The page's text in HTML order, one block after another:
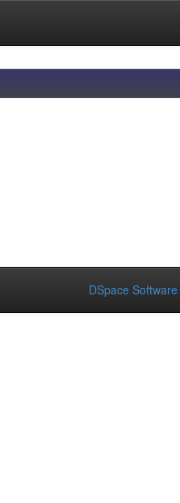
DSpace Software